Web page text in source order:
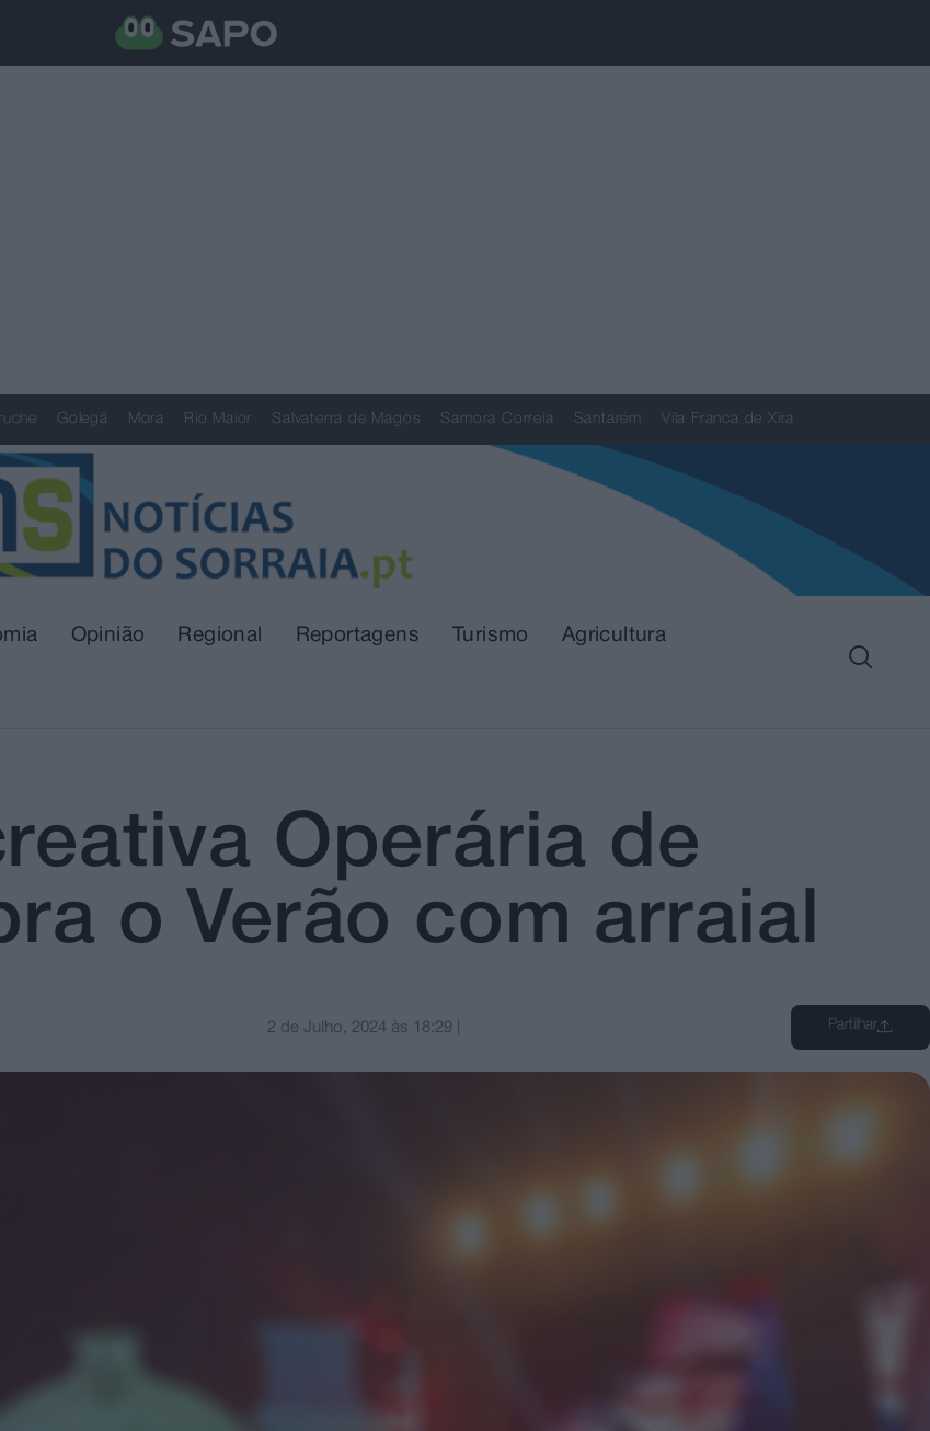
Golegã Mora Rio Maior Salvaterra de Magos Samora Correia Santarém Vila Franca de Xira
Opinião Regional Reportagens Turismo Agricultura
Operária de
o Verão com arraial
2 de Julho, 2024 às 18:29 Partilhar